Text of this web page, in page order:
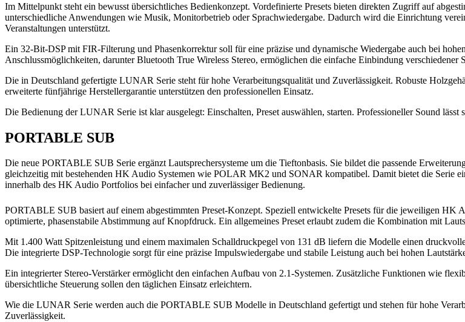
Im Mittelpunkt steht ein bewusst übersichtliches Bedienkonzept. Vordefinierte Presets bieten direkten Zugriff auf
unterschiedliche Anwendungen wie Musik, Monitorbetrieb oder Sprachwiedergabe. Dadurch wird die Einrichtung
Veranstaltungen unterstützt.
Ein 32-Bit-DSP mit FIR-Filterung und Phasenkorrektur soll für eine präzise und dynamische Wiedergabe auch bei
Anschlussmöglichkeiten, darunter Bluetooth True Wireless Stereo, ermöglichen die einfache Einbindung verschiedener
Die in Deutschland gefertigte LUNAR Serie steht für hohe Verarbeitungsqualität und Zuverlässigkeit. Robuste
erweiterte fünfjährige Herstellergarantie unterstützen den professionellen Einsatz.
Die Bedienung der LUNAR Serie ist klar ausgelegt: Einschalten, Preset auswählen, starten. Professioneller Sound lässt
PORTABLE SUB
Die neue PORTABLE SUB Serie ergänzt Lautsprechersysteme um die Tieftonbasis. Sie bildet die passende
gleichzeitig mit bestehenden HK Audio Systemen wie POLAR MK2 und SONAR kompatibel. Damit bietet die Serie
innerhalb des HK Audio Portfolios bei einfacher und zuverlässiger Bedienung.
PORTABLE SUB basiert auf einem abgestimmten Preset-Konzept. Speziell entwickelte Presets für die jeweiligen HK
optimierte, phasenstabile Abstimmung auf Knopfdruck. Ein allgemeines Preset erlaubt zudem die Kombination mit
Mit 1.400 Watt Spitzenleistung und einem maximalen Schalldruckpegel von 131 dB liefern die Modelle einen
Die integrierte DSP-Technologie sorgt für eine präzise Impulswiedergabe und stabile Leistung auch bei hohen
Ein integrierter Stereo-Verstärker ermöglicht den einfachen Aufbau von 2.1-Systemen. Zusätzliche Funktionen wie
übersichtliche Steuerung sollen den täglichen Einsatz erleichtern.
Wie die LUNAR Serie werden auch die PORTABLE SUB Modelle in Deutschland gefertigt und stehen für hohe
Zuverlässigkeit.